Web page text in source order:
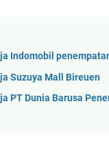
Indomobil
Suzuya Mall Bireuen
PT Dunia Barusa